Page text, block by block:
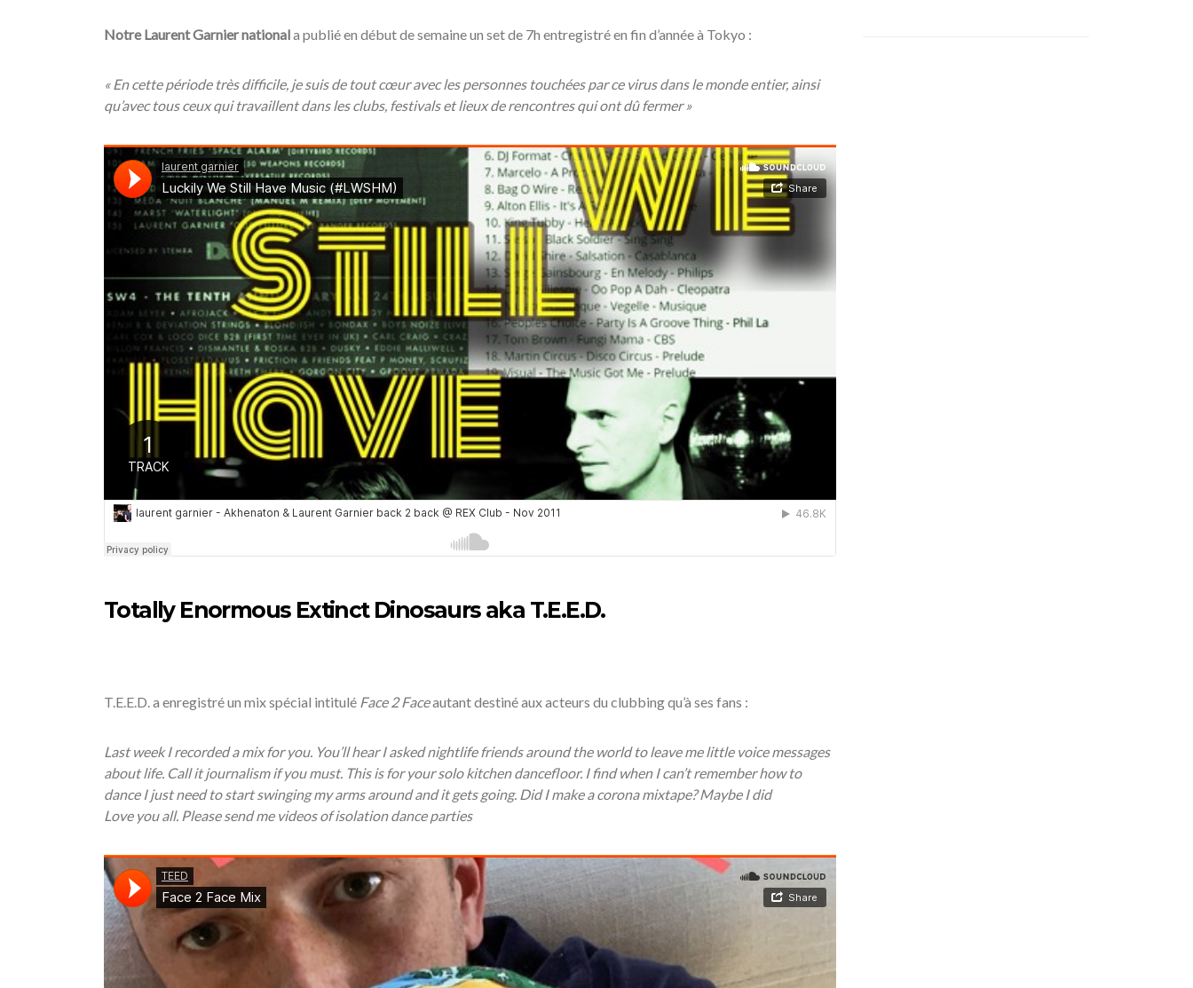
Notre Laurent Garnier nationala publié en début de semaine un set de 7h entregistré en fin d’année à Tokyo :
« En cette période très difficile, je suis de tout cœur avec les personnes touchées par ce virus dans le monde entier, ainsi
qu’avec tous ceux qui travaillent dans les clubs, festivals et lieux de rencontres qui ont dû fermer »
Totally Enormous Extinct Dinosaurs aka T.E.E.D.
T.E.E.D. a enregistré un mix spécial intitulé Face 2 Faceautant destiné aux acteurs du clubbing qu’à ses fans :
Last week I recorded a mix for you. You’ll hear I asked nightlife friends around the world to leave me little voice messages
about life. Call it journalism if you must. This is for your solo kitchen dancefloor. I find when I can’t remember how to
dance I just need to start swinging my arms around and it gets going. Did I make a corona mixtape? Maybe I did
Love you all. Please send me videos of isolation dance parties